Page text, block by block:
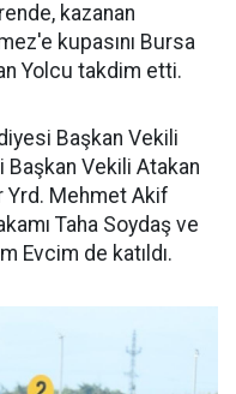
kazanan
kupasını Bursa
Yolcu takdim etti.
Başkan Vekili
Vekili Atakan
Yrd. Mehmet Akif
Taha Soydaş ve
Evcim de katıldı.